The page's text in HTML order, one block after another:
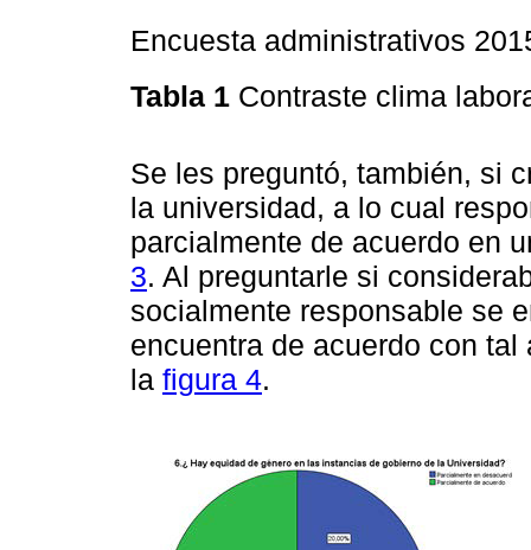
Encuesta administrativos
Tabla 1 Contraste clima
Se les preguntó, también, si
la universidad, a lo cual
parcialmente de acuerdo en
3. Al preguntarle si
socialmente responsable se
encuentra de acuerdo con
la figura 4.